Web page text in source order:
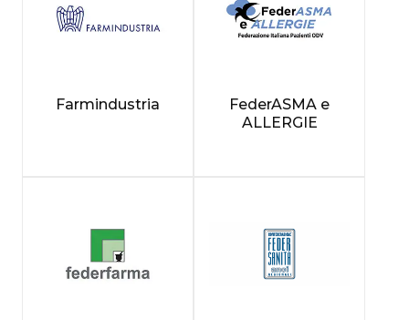
Farmindustria
FederASMA e
ALLERGIE